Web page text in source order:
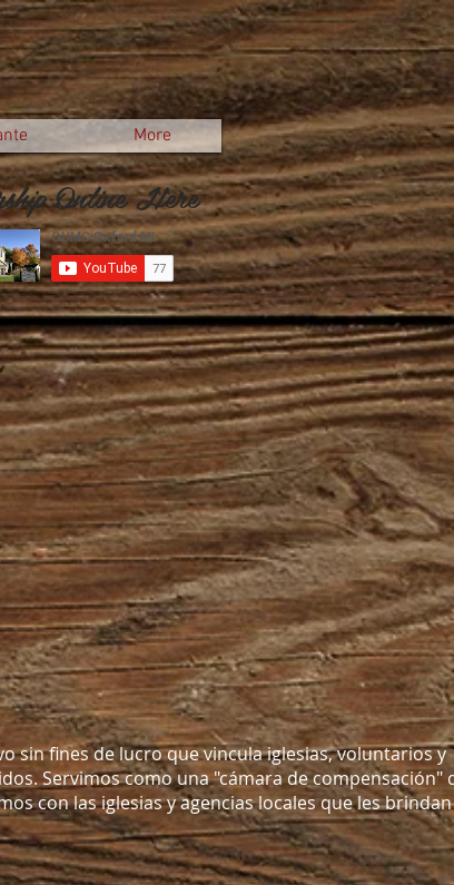
More
Online Here
sin fines de lucro que vincula iglesias, voluntarios y
Servimos como una "cámara de compensación"
con las iglesias y agencias locales que les brindan